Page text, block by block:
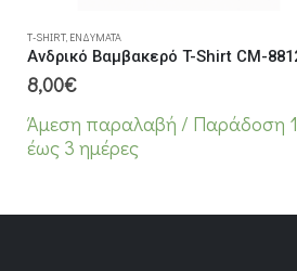
T-SHIRT, ΕΝΔΎΜΑΤΑ
8,00€
Άμεση παραλαβή / Παράδoση 1
έως 3 ημέρες